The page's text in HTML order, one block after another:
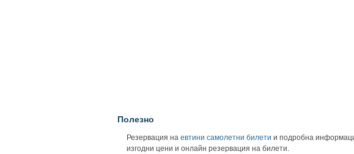
Полезно
Резервация на евтини самолетни билети и подробна
изгодни цени и онлайн резервация на билети.